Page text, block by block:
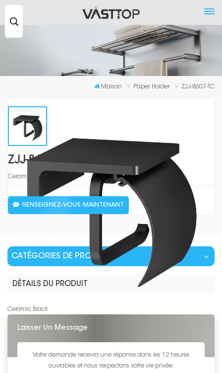
Maison Paper Holder ZJJ-8607-TC
ZJJ-8607-TC
Ceramic Black
RENSEIGNEZ-VOUS MAINTENANT
CATÉGORIES DE PRODUITS
DÉTAILS DU PRODUIT
Ceramic Black
Laisser Un Message
Votre demande recevra une réponse dans les 12 heures
ouvrables et nous respectons votre vie privée.